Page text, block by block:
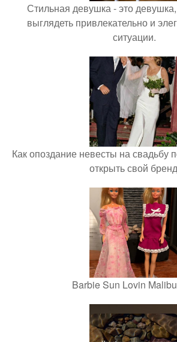
Стильная девушка - это
выглядеть привлекательно и
ситуации.
Как опоздание невесты на свадьбу
открыть свой
Barbie Sun Lovin